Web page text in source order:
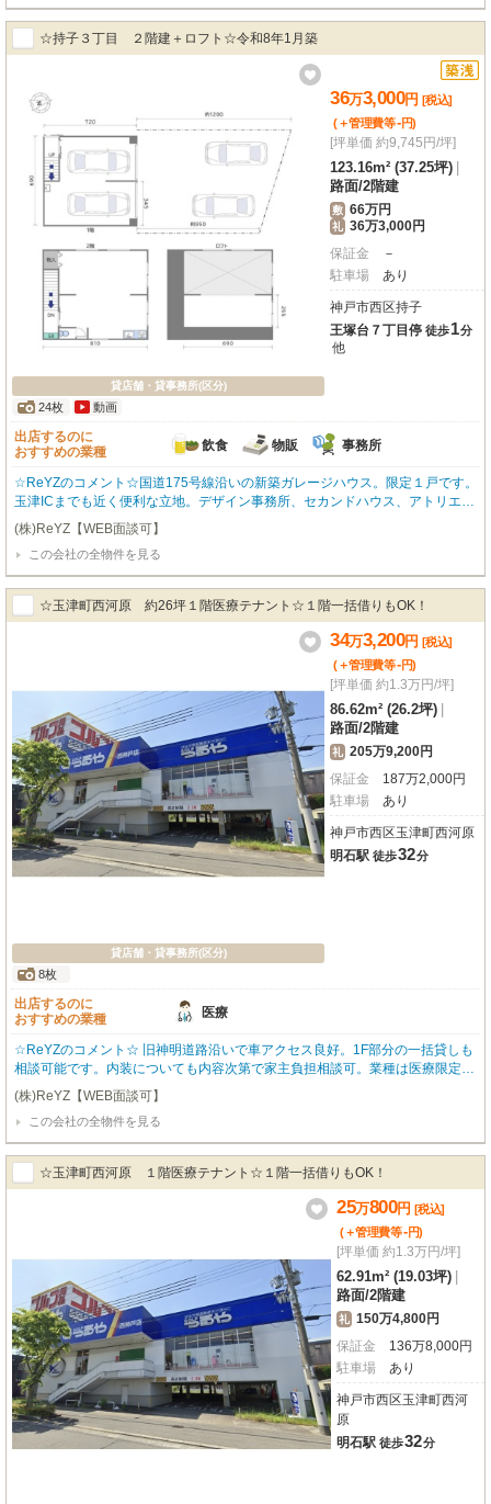
☆持子３丁目 ２階建＋ロフト☆令和8年1月築
貸店舗・貸事務所(区分)
24枚 動画
36万3,000円 [税込]
(＋管理費等-円)
[坪単価 約9,745円/坪]
123.16m² (37.25坪)
路面/2階建
敷 66万円
礼 36万3,000円
保証金
－
駐車場
あり
神戸市西区持子
王塚台７丁目停 徒歩1分
他
出店するのに
おすすめの業種
飲食 物販 事務所
☆ReYZのコメント☆国道175号線沿いの新築ガレージハウス。限定１戸です。
玉津ICまでも近く便利な立地。デザイン事務所、セカンドハウス、アトリエ、
飲食店など業種ご相談ください。 ご希望など、お気軽にご相談ください。 オ
ーナー様のご希望によりこちらに掲載していない物件のご紹介も可能です。
(株)ReYZ【WEB面談可】
この会社の全物件を見る
☆玉津町西河原 約26坪１階医療テナント☆１階一括借りもOK！
貸店舗・貸事務所(区分)
8枚
34万3,200円 [税込]
(＋管理費等-円)
[坪単価 約1.3万円/坪]
86.62m² (26.2坪)
路面/2階建
礼 205万9,200円
保証金
187万2,000円
駐車場
あり
神戸市西区玉津町西河原
明石駅 徒歩32分
出店するのに
おすすめの業種
医療
☆ReYZのコメント☆ 旧神明道路沿いで車アクセス良好。1F部分の一括貸しも
相談可能です。内装についても内容次第で家主負担相談可。業種は医療限定。
土曜日は午前中まで、日曜日営業は不可です。 ご希望など、お気軽にご相談
ください。 オーナー様のご希望によりこちらに掲載していない物件のご紹介
も可能です。
(株)ReYZ【WEB面談可】
この会社の全物件を見る
☆玉津町西河原 １階医療テナント☆１階一括借りもOK！
25万800円 [税込]
(＋管理費等-円)
[坪単価 約1.3万円/坪]
62.91m² (19.03坪)
路面/2階建
礼 150万4,800円
保証金
136万8,000円
駐車場
あり
神戸市西区玉津町西河
原
明石駅 徒歩32分